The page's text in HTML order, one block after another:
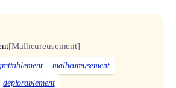
[Malheureusement]
malheureusement
déplorablement